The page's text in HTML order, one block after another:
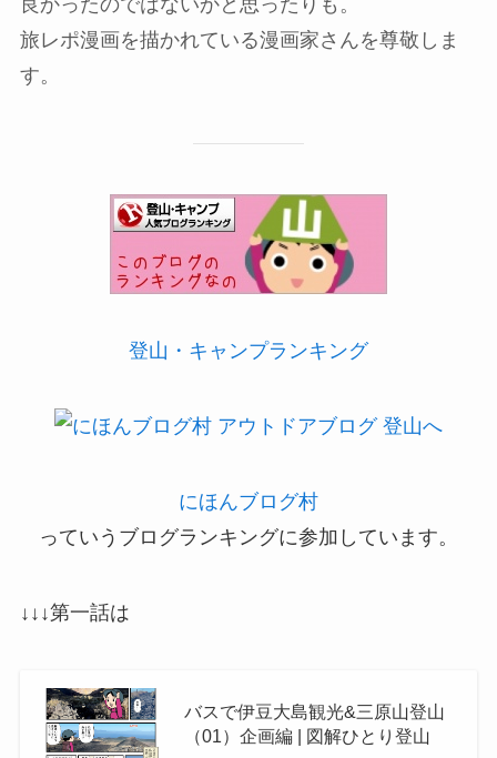
旅レポ漫画を描かれている漫画家さんを尊敬しま
す。
登山・キャンプランキング
にほんブログ村
っていうブログランキングに参加しています。
↓↓↓第一話は
バスで伊豆大島観光&三原山登山
（01）企画編 | 図解ひとり登山